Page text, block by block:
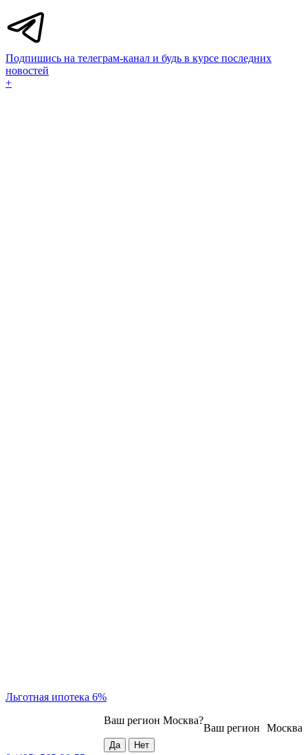
Подпишись на телеграм-канал и будь в курсе последних
новостей
+
Льготная ипотека 6%
Москва
Ваш регион
Ваш регион Москва?